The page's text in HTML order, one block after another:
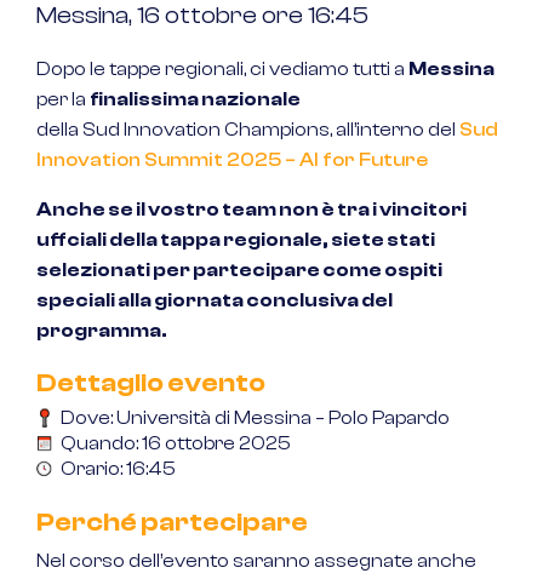
Messina, 16 ottobre ore 16:45
Dopo le tappe regionali, ci vediamo tutti a Messina
per la finalissima nazionale
della Sud Innovation Champions, all’interno del Sud
Innovation Summit 2025 – AI for Future
Anche se il vostro team non è tra i vincitori
uffciali della tappa regionale, siete stati
selezionati per partecipare come ospiti
speciali alla giornata conclusiva del
programma.
Dettaglio evento
Dove: Università di Messina – Polo Papardo
Quando: 16 ottobre 2025
Orario: 16:45
Perché partecipare
Nel corso dell’evento saranno assegnate anche